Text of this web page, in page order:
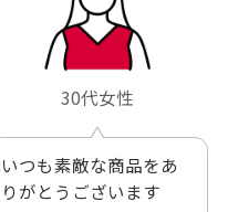
30代女性
いつも素敵な商品をあ
りがとうございます